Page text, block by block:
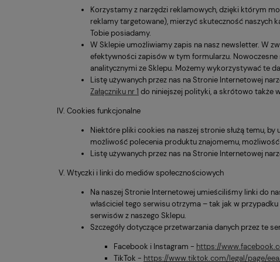
Korzystamy z narzędzi reklamowych, dzięki którym
reklamy targetowane), mierzyć skuteczność naszych
Tobie posiadamy.
W Sklepie umożliwiamy zapis na nasz newsletter. W
efektywności zapisów w tym formularzu.
analitycznymi ze Sklepu. Możemy wykorzystywać te
Listę używanych przez nas na Stronie Internetowej
Załączniku nr 1 do niniejszej polityki, a skrótowo także
Cookies funkcjonalne
Niektóre pliki cookies na naszej stronie służą temu,
możliwość polecenia produktu znajomemu,
Listę używanych przez nas na Stronie Internetowej
Wtyczki i linki do mediów społecznościowych
Na naszej Stronie Internetowej umieściliśmy linki do
właściciel tego serwisu otrzyma – tak jak w
serwisów z naszego Sklepu.
Szczegóły dotyczące przetwarzania danych przez te
Facebook i Instagram - https://
TikTok - https://www.tiktok.com/legal/page/